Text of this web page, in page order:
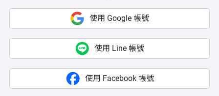
使用 Google 帳號
使用 Line 帳號
使用 Facebook 帳號